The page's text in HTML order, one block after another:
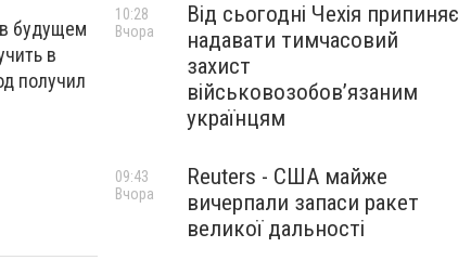
будущем
в
получил
Від сьогодні Чехія припиняє
надавати тимчасовий
захист
військовозобов’язаним
українцям
10:28
Вчора
Reuters - США майже
вичерпали запаси ракет
великої дальності
09:43
Вчора